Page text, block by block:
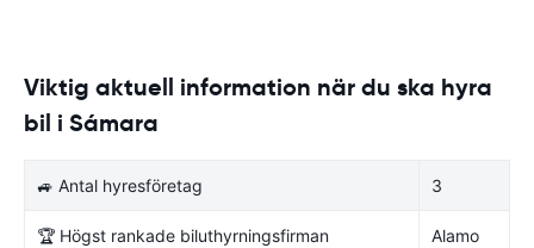
Viktig aktuell information när du ska hyra
bil i Sámara
🚙 Antal hyresföretag 3
🏆 Högst rankade biluthyrningsfirman Alamo